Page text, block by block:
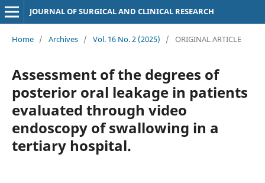
JOURNAL OF SURGICAL AND CLINICAL RESEARCH
Home / Archives / Vol. 16 No. 2 (2025) / ORIGINAL ARTICLE
Assessment of the degrees of
posterior oral leakage in patients
evaluated through video
endoscopy of swallowing in a
tertiary hospital.